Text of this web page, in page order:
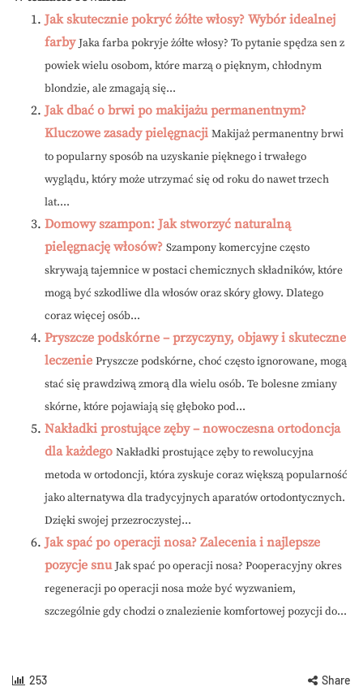
Jak skutecznie pokryć żółte włosy? Wybór idealnej
farby Jaka farba pokryje żółte włosy? To pytanie spędza sen z
powiek wielu osobom, które marzą o pięknym, chłodnym
blondzie, ale zmagają się...
Jak dbać o brwi po makijażu permanentnym?
Kluczowe zasady pielęgnacji Makijaż permanentny brwi
to popularny sposób na uzyskanie pięknego i trwałego
wyglądu, który może utrzymać się od roku do nawet trzech
lat....
Domowy szampon: Jak stworzyć naturalną
pielęgnację włosów? Szampony komercyjne często
skrywają tajemnice w postaci chemicznych składników, które
mogą być szkodliwe dla włosów oraz skóry głowy. Dlatego
coraz więcej osób...
Pryszcze podskórne – przyczyny, objawy i skuteczne
leczenie Pryszcze podskórne, choć często ignorowane, mogą
stać się prawdziwą zmorą dla wielu osób. Te bolesne zmiany
skórne, które pojawiają się głęboko pod...
Nakładki prostujące zęby – nowoczesna ortodoncja
dla każdego Nakładki prostujące zęby to rewolucyjna
metoda w ortodoncji, która zyskuje coraz większą popularność
jako alternatywa dla tradycyjnych aparatów ortodontycznych.
Dzięki swojej przezroczystej...
Jak spać po operacji nosa? Zalecenia i najlepsze
pozycje snu Jak spać po operacji nosa? Pooperacyjny okres
regeneracji po operacji nosa może być wyzwaniem,
szczególnie gdy chodzi o znalezienie komfortowej pozycji do...
253 Share